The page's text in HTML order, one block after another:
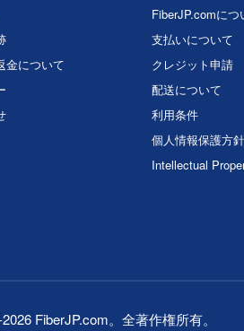
金について
FiberJP.comにつ
支払いについて
クレジット申請
配送について
利用条件
個人情報保護方針
Intellectual
FiberJP.com。全著作権所有。